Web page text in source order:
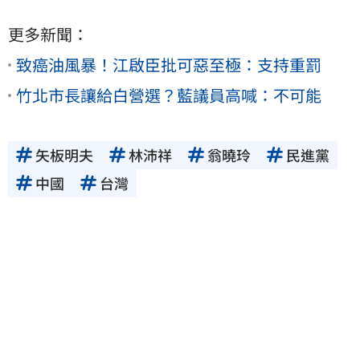
更多新聞：
致癌油風暴！江啟臣批可惡至極：支持重罰
竹北市長讓給白營選？藍議員高喊：不可能
矢板明夫 林沛祥 翁曉玲
民進黨
中國
台灣